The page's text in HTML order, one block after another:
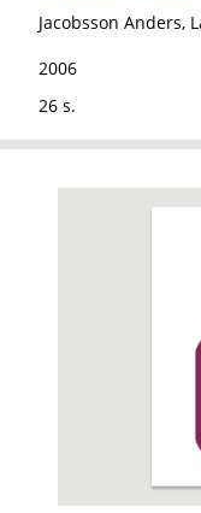
Jacobsson Anders,
2006
26 s.